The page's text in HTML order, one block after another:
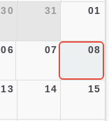
30 31 01
06 07 08
13 14 15